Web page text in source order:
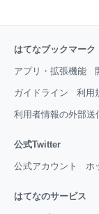
はてなブックマーク
アプリ・拡張機能
ガイドライン 利用
利用者情報の外部送
公式Twitter
公式アカウント ホ
はてなのサービス